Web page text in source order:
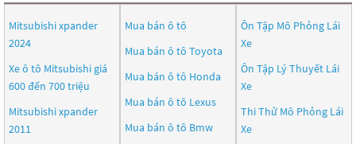
Mitsubishi xpander
2024
Xe ô tô Mitsubishi giá
600 đến 700 triệu
Mitsubishi xpander
2011
Mua bán ô tô
Mua bán ô tô Toyota
Mua bán ô tô Honda
Mua bán ô tô Lexus
Mua bán ô tô Bmw
Ôn Tập Mô Phỏng Lái
Xe
Ôn Tập Lý Thuyết Lái
Xe
Thi Thử Mô Phỏng Lái
Xe